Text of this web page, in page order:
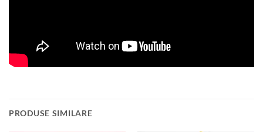
PRODUSE SIMILARE